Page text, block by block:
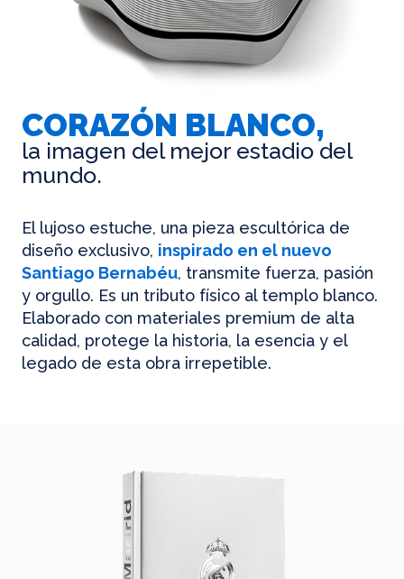
CORAZÓN BLANCO,
la imagen del mejor estadio del
mundo.
El lujoso estuche, una pieza escultórica de
diseño exclusivo, inspirado en el nuevo
Santiago Bernabéu, transmite fuerza, pasión
y orgullo. Es un tributo físico al templo blanco.
Elaborado con materiales premium de alta
calidad, protege la historia, la esencia y el
legado de esta obra irrepetible.